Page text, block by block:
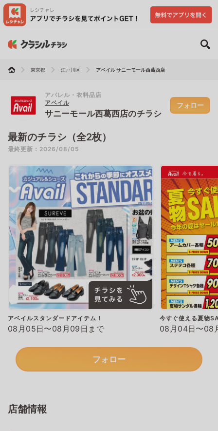
東京都 江戸川区 アベイル サニーモール西葛西店
アパレル・衣料品店
アベイル
サニーモール西葛西店のチラシ
フォロー
最新のチラシ（全2枚）
最終更新：2026/08/05
アベイルスタンダードアイテム！
08月05日〜08月09日まで
今すぐ使える夏物
08月04日〜08
フォロー
店舗情報